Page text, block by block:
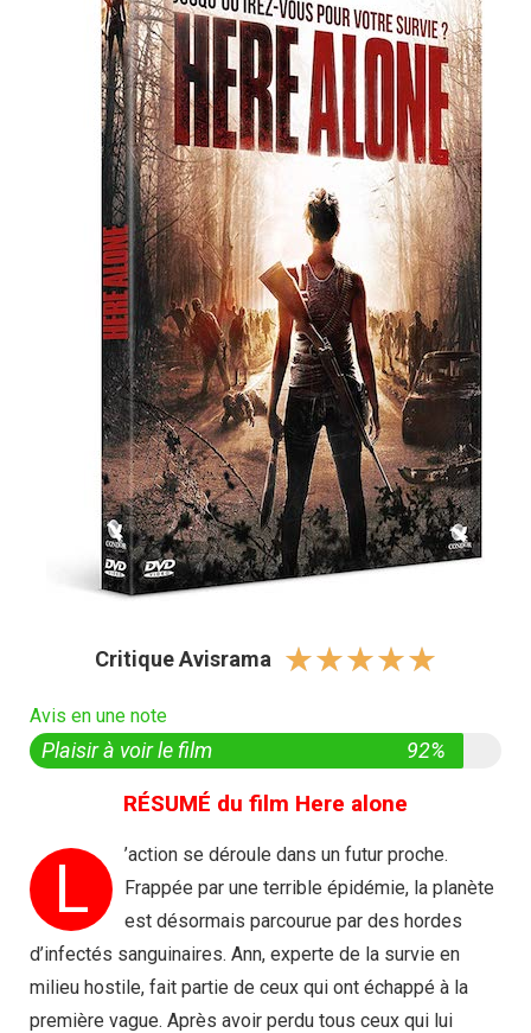
Critique Avisrama ☆☆☆☆☆
Avis en une note
Plaisir à voir le film 92%
RÉSUMÉ du film Here alone
L
’action se déroule dans un futur proche.
Frappée par une terrible épidémie, la planète
est désormais parcourue par des hordes
d’infectés sanguinaires. Ann, experte de la survie en
milieu hostile, fait partie de ceux qui ont échappé à la
première vague. Après avoir perdu tous ceux qui lui